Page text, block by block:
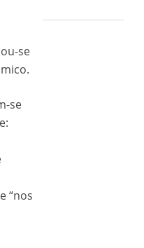
se
se
“nos